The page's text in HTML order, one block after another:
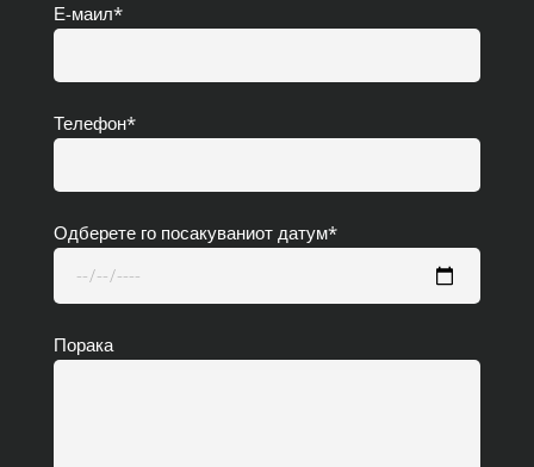
Е-маил*
Телефон*
Одберете го посакуваниот датум*
Порака